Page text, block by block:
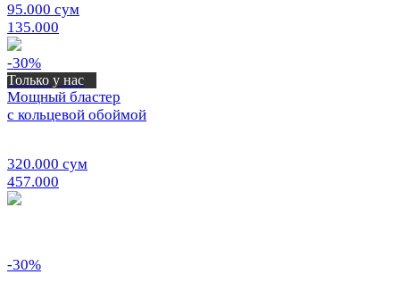
95.000 сум
135.000
-30%
Только у нас
Мощный бластер
с кольцевой обоймой
320.000 сум
457.000
-30%